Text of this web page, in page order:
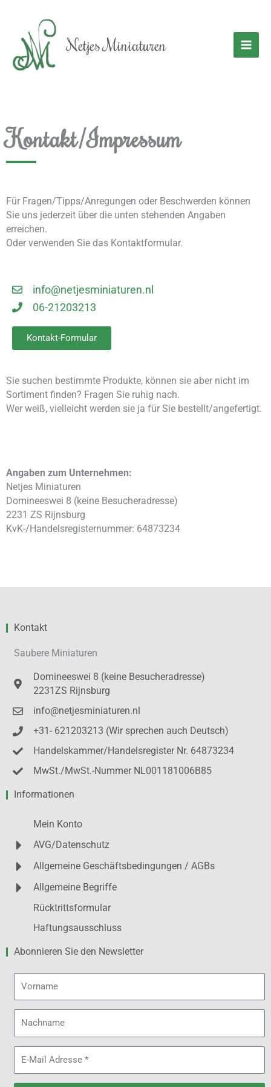
springen
Netjes Miniaturen
Kontakt/Impressum
Für Fragen/Tipps/Anregungen oder Beschwerden können
Sie uns jederzeit über die unten stehenden Angaben
erreichen.
Oder verwenden Sie das Kontaktformular.
info@netjesminiaturen.nl
06-21203213
Kontakt-Formular
Sie suchen bestimmte Produkte, können sie aber nicht im
Sortiment finden? Fragen Sie ruhig nach.
Wer weiß, vielleicht werden sie ja für Sie bestellt/angefertigt.
Angaben zum Unternehmen:
Netjes Miniaturen
Domineeswei 8 (keine Besucheradresse)
2231 ZS Rijnsburg
KvK-/Handelsregisternummer: 64873234
Kontakt
Saubere Miniaturen
Domineeswei 8 (keine Besucheradresse)
2231ZS Rijnsburg
info@netjesminiaturen.nl
+31- 621203213 (Wir sprechen auch Deutsch)
Handelskammer/Handelsregister Nr. 64873234
MwSt./MwSt.-Nummer NL001181006B85
Informationen
Mein Konto
AVG/Datenschutz
Allgemeine Geschäftsbedingungen / AGBs
Allgemeine Begriffe
Rücktrittsformular
Haftungsausschluss
Abonnieren Sie den Newsletter
Mail